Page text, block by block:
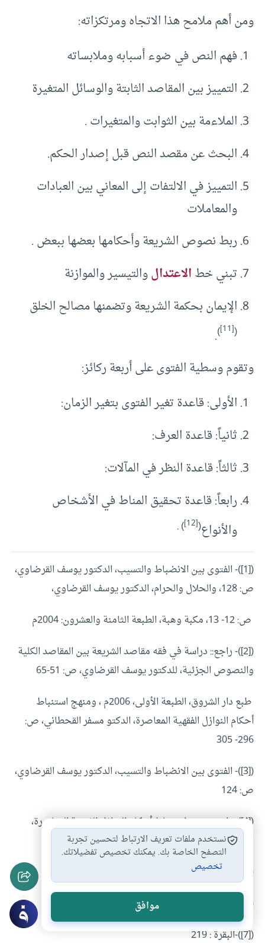
ومن أهم ملامح هذا الاتجاه ومرتكزاته:
فهم النص في ضوء أسبابه وملابساته
التمييز بين المقاصد الثابتة والوسائل المتغيرة
الملاءمة بين الثوابت والمتغيرات .
البحث عن مقصد النص قبل إصدار الحكم.
التمييز في الالتفات إلى المعاني بين العبادات
والمعاملات
ربط نصوص الشريعة وأحكامها بعضها ببعض .
تبني خطالاعتدالوالتيسير والموازنة
الإيمان بحكمة الشريعة وتضمنها مصالح الخلق
(
[11]
)
.
وتقوم وسطية الفتوى على أربعة ركائز:
الأولى: قاعدة تغير الفتوى بتغير الزمان:
ثانياً: قاعدة العرف:
ثالثاً: قاعدة النظر في المآلات:
رابعاً: قاعدة تحقيق المناط في الأشخاص
والأنواع(
[12]
) .
([1])- الفتوى بين الانضباط والتسيب، الدكتور يوسف القرضاوي،
ص: 128، والحلال والحرام، الدكتور يوسف القرضاوي،
ص: 12- 13، مكبة وهبة، الطبعة الثامنة والعشرون: 2004م
([2])- راجع:: دراسة في فقه مقاصد الشريعة بين المقاصد الكلية
والنصوص الجزئية، للدكتور يوسف القرضاوي، ص: 51-65
طبع دار الشروق، الطبعة الأولى، 2006م ، ومنهج استنباط
أحكام النوازل الفقهية المعاصرة، الدكتو مسفر القحطاني، ص:
296- 305
([3])- الفتوى بين الانضباط والتسيب، الدكتور يوسف القرضاوي،
ص: 124
([4])- راجع: منهج استنباط أحكام النوازل الفقهية المعاصرة،
الدكتو مسفر القحطاني، ص: 296- 305
([5])- الموسوعة الفقهية، ج14/213
([6])-البقرة : 219
([7])-البقرة : 219
نستخدم ملفات تعريف الارتباط لتحسين تجربة
التصفح الخاصة بك. يمكنك تخصيص تفضيلاتك.
تخصيص
موافق